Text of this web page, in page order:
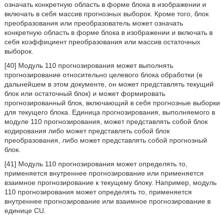
означать конкретную область в форме блока в изображении и
включать в себя массив прогнозных выборок. Кроме того, блок
преобразования или преобразователь может означать
конкретную область в форме блока в изображении и включать в
себя коэффициент преобразования или массив остаточных
выборок.
[40] Модуль 110 прогнозирования может выполнять
прогнозирование относительно целевого блока обработки (в
дальнейшем в этом документе, он может представлять текущий
блок или остаточный блок) и может формировать
прогнозированный блок, включающий в себя прогнозные выборки
для текущего блока. Единица прогнозирования, выполняемого в
модуле 110 прогнозирования, может представлять собой блок
кодирования либо может представлять собой блок
преобразования, либо может представлять собой прогнозный
блок.
[41] Модуль 110 прогнозирования может определять то,
применяется внутреннее прогнозирование или применяется
взаимное прогнозирование к текущему блоку. Например, модуль
110 прогнозирования может определять то, применяется
внутреннее прогнозирование или взаимное прогнозирование в
единице CU.